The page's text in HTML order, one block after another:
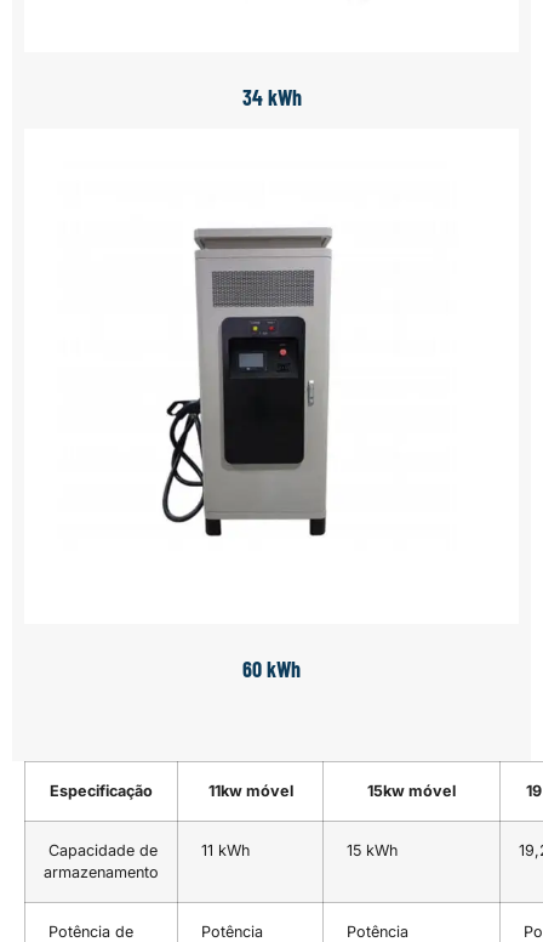
34 kWh
60 kWh
Especificação 11kw móvel 15kw móvel
Capacidade de
armazenamento
11 kWh 15 kWh
Potência de
Potência
Potência